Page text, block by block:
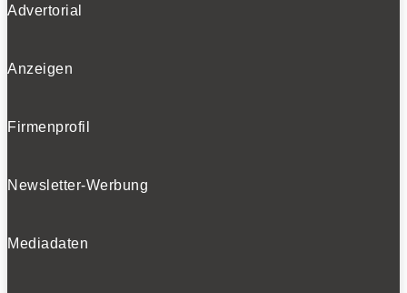
Advertorial
Anzeigen
Firmenprofil
Newsletter-Werbung
Mediadaten